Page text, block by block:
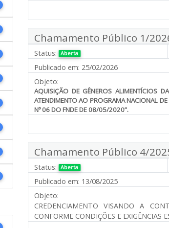
Chamamento Público 1/
Status: Aberta
Publicado em: 25/02/2026
Objeto:
AQUISIÇÃO DE GÊNEROS ALIMENTÍCIOS
ATENDIMENTO AO PROGRAMA NACIONAL
Nº 06 DO FNDE DE 08/05/2020”.
Chamamento Público 4/
Status: Aberta
Publicado em: 13/08/2025
Objeto:
CREDENCIAMENTO VISANDO A
CONFORME CONDIÇÕES E EXIGÊNCIAS